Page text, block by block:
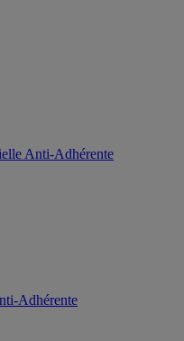
Anti-Adhérente
Adhérente